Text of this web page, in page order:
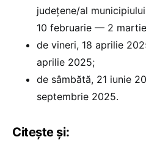
județene/al
10 februarie — 2
de vineri, 18 aprilie
aprilie 2025;
de sâmbătă, 21 iunie
septembrie 2025.
Citește și: